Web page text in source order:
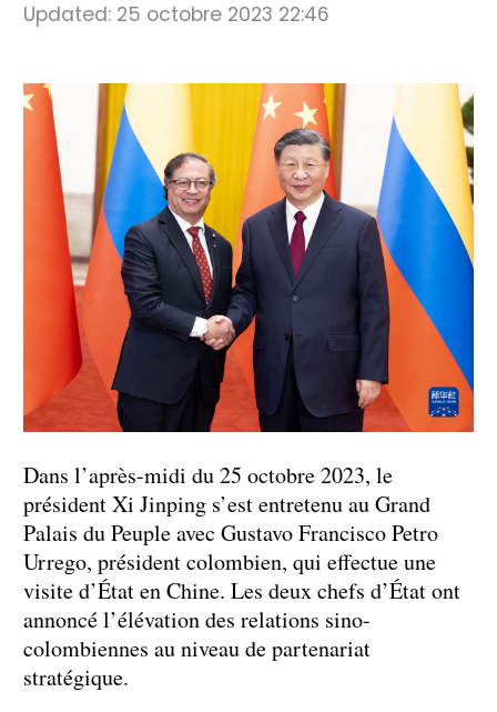
Updated: 25 octobre 2023 22:46
Dans l’après-midi du 25 octobre 2023, le
président Xi Jinping s’est entretenu au Grand
Palais du Peuple avec Gustavo Francisco Petro
Urrego, président colombien, qui effectue une
visite d’État en Chine. Les deux chefs d’État ont
annoncé l’élévation des relations sino-
colombiennes au niveau de partenariat
stratégique.